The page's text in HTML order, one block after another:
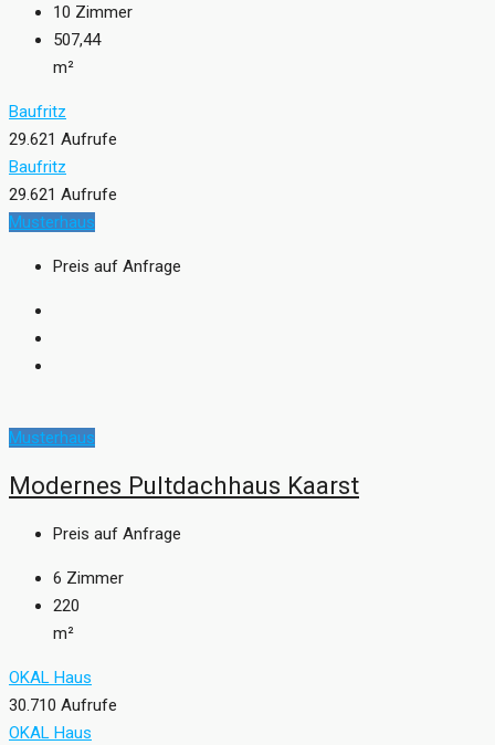
10 Zimmer
507,44
m²
Baufritz
29.621 Aufrufe
Baufritz
29.621 Aufrufe
Musterhaus
Preis auf Anfrage
Musterhaus
Modernes Pultdachhaus Kaarst
Preis auf Anfrage
6 Zimmer
220
m²
OKAL Haus
30.710 Aufrufe
OKAL Haus